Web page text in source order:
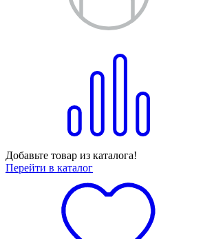
Добавьте товар из каталога!
Перейти в каталог